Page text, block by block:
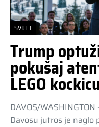
SVIJET
Trump
pokušaj
LEGO
DAVOS/
Davosu jutros je naglo